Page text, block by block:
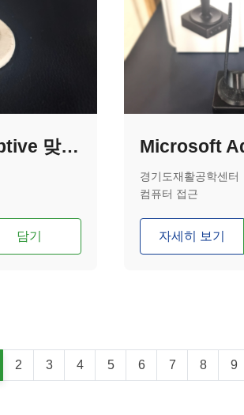
Microsoft Adaptive 맞춤형 조이스틱 손잡이(납작한 2가지 타입)
담기
경기도재활공학센터
컴퓨터 접근
자세히 보기
2 3 4 5 6 7 8 9